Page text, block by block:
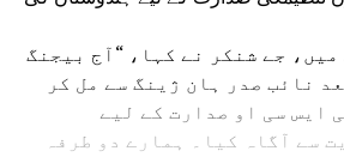
جے شنکر نے کہا، “آج بیجنگ
نائب صدر ہان ژینگ سے مل کر
ایس سی او صدارت کے لیے
سے آگاہ کیا۔ ہمارے دو طرفہ